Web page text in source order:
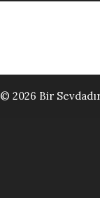
© 2026 Bir